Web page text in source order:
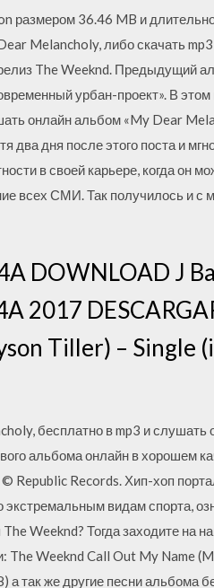
размером 36.46 MB и
Melancholy, либо скачать mp3
The Weeknd. Предыдущий
урбан-проект». В этом
онлайн альбом «My Dear
дня после этого поста и
в своей карьере, когда он
всех СМИ. Так получилось и с
DOWNLOAD J
2017
Tiller) – Single
бесплатно в mp3 и слушать
альбома онлайн в хорошем
Republic Records. Хип-хоп
видам спорта,
Weeknd? Тогда заходите на
The Weeknd Call Out My Name
так же другие песни альбома